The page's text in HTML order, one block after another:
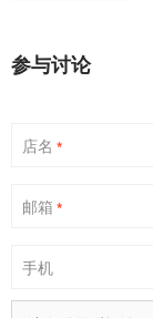
参与讨论
店名 *
邮箱 *
手机